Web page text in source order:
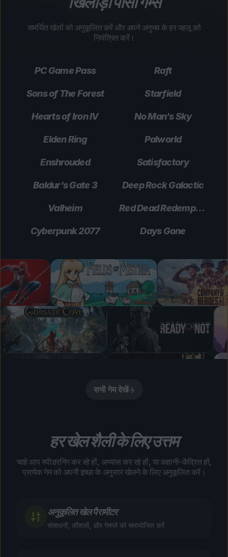
समर्थित खेलों को अनुकूलित करें और अपने अनुभव के हर पहलू को
नियंत्रित करें।
PC Game Pass Raft
Sons of The Forest Starfield
Hearts of Iron IV No Man’s Sky
Elden Ring Palworld
Enshrouded Satisfactory
Baldur’s Gate 3 Deep Rock Galactic
Valheim Red Dead Redemption 2
Cyberpunk 2077 Days Gone
सभी गेम देखें
हर खेल शैली के लिए उत्तम
चाहे आप स्पीडरनिंग कर रहे हों, अभ्यास कर रहे हों, या कहानी-केंद्रित हों,
प्रत्येक गेम को अपनी इच्छा के अनुसार खेलने के लिए अनुकूलित करें।
अनुकूलित खेल पैरामीटर
संसाधनों, कौशलों, और गेमप्ले को समायोजित करें